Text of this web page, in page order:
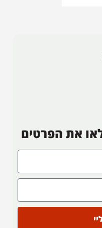
את הפרטים